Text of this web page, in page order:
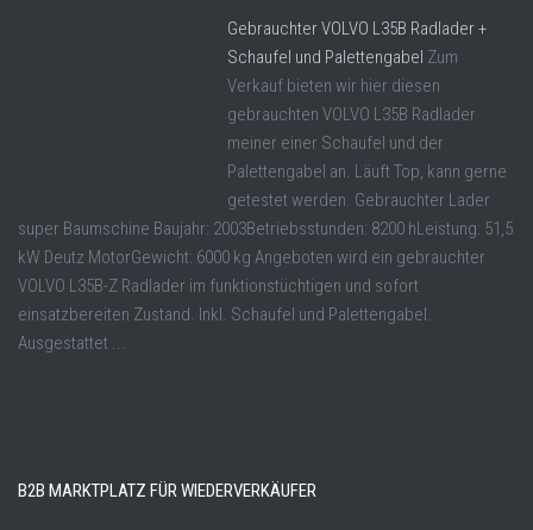
Gebrauchter VOLVO L35B Radlader +
Schaufel und Palettengabel Zum
Verkauf bieten wir hier diesen
gebrauchten VOLVO L35B Radlader
meiner einer Schaufel und der
Palettengabel an. Läuft Top, kann gerne
getestet werden. Gebrauchter Lader
super Baumschine Baujahr: 2003Betriebsstunden: 8200 hLeistung: 51,5
kW Deutz MotorGewicht: 6000 kg Angeboten wird ein gebrauchter
VOLVO L35B-Z Radlader im funktionstüchtigen und sofort
einsatzbereiten Zustand. Inkl. Schaufel und Palettengabel.
Ausgestattet ...
B2B MARKTPLATZ FÜR WIEDERVERKÄUFER